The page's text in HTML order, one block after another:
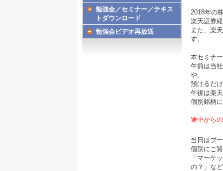
2018年の
楽天証券
また、楽
す。
本セミナ
午前は当
や、
預けるだ
午後は楽
個別銘柄
途中から
当日はブ
個別にご
「マーケ
の？」な
勉強会／セミナー／テキス
トダウンロード
勉強会ビデオ再放送